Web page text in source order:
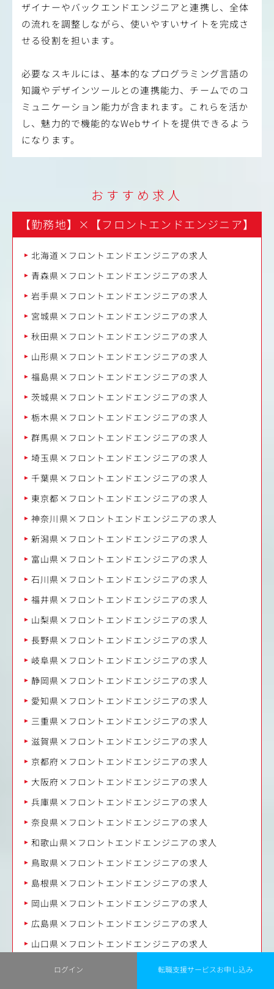
ログイン 転職支援サービスお申し込み
ザイナーやバックエンドエンジニアと連携し、全体
の流れを調整しながら、使いやすいサイトを完成さ
せる役割を担います。
必要なスキルには、基本的なプログラミング言語の
知識やデザインツールとの連携能力、チームでのコ
ミュニケーション能力が含まれます。これらを活か
し、魅力的で機能的なWebサイトを提供できるよう
になります。
おすすめ求人
【勤務地】 × 【フロントエンドエンジニア】
北海道×フロントエンドエンジニアの求人
青森県×フロントエンドエンジニアの求人
岩手県×フロントエンドエンジニアの求人
宮城県×フロントエンドエンジニアの求人
秋田県×フロントエンドエンジニアの求人
山形県×フロントエンドエンジニアの求人
福島県×フロントエンドエンジニアの求人
茨城県×フロントエンドエンジニアの求人
栃木県×フロントエンドエンジニアの求人
群馬県×フロントエンドエンジニアの求人
埼玉県×フロントエンドエンジニアの求人
千葉県×フロントエンドエンジニアの求人
東京都×フロントエンドエンジニアの求人
神奈川県×フロントエンドエンジニアの求人
新潟県×フロントエンドエンジニアの求人
富山県×フロントエンドエンジニアの求人
石川県×フロントエンドエンジニアの求人
福井県×フロントエンドエンジニアの求人
山梨県×フロントエンドエンジニアの求人
長野県×フロントエンドエンジニアの求人
岐阜県×フロントエンドエンジニアの求人
静岡県×フロントエンドエンジニアの求人
愛知県×フロントエンドエンジニアの求人
三重県×フロントエンドエンジニアの求人
滋賀県×フロントエンドエンジニアの求人
京都府×フロントエンドエンジニアの求人
大阪府×フロントエンドエンジニアの求人
兵庫県×フロントエンドエンジニアの求人
奈良県×フロントエンドエンジニアの求人
和歌山県×フロントエンドエンジニアの求人
鳥取県×フロントエンドエンジニアの求人
島根県×フロントエンドエンジニアの求人
岡山県×フロントエンドエンジニアの求人
広島県×フロントエンドエンジニアの求人
山口県×フロントエンドエンジニアの求人
徳島県×フロントエンドエンジニアの求人